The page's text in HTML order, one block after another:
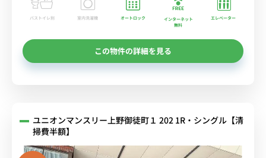
バストイレ別 室内洗濯機 オートロック
インターネット
無料
エレベーター
この物件の詳細を見る
ユニオンマンスリー上野御徒町１ 202 1R・シングル【清
掃費半額】